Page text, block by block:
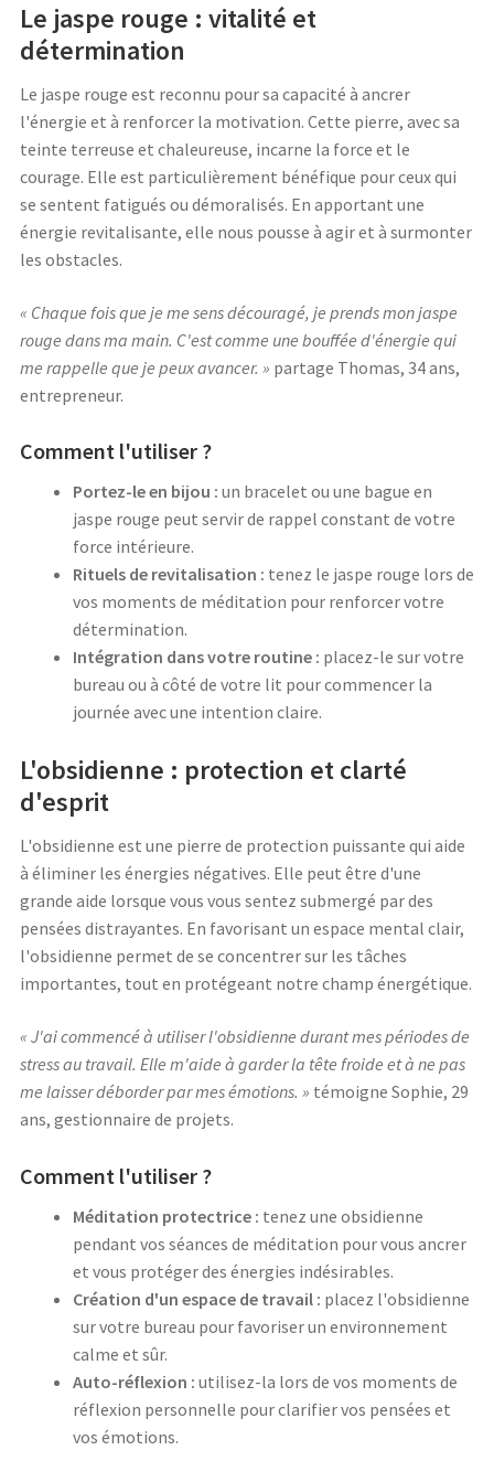
Le jaspe rouge : vitalité et
détermination
Le jaspe rouge est reconnu pour sa capacité à ancrer
l'énergie et à renforcer la motivation. Cette pierre, avec sa
teinte terreuse et chaleureuse, incarne la force et le
courage. Elle est particulièrement bénéfique pour ceux qui
se sentent fatigués ou démoralisés. En apportant une
énergie revitalisante, elle nous pousse à agir et à surmonter
les obstacles.
« Chaque fois que je me sens découragé, je prends mon jaspe
rouge dans ma main. C'est comme une bouffée d'énergie qui
me rappelle que je peux avancer. » partage Thomas, 34 ans,
entrepreneur.
Comment l'utiliser ?
Portez-le en bijou : un bracelet ou une bague en
jaspe rouge peut servir de rappel constant de votre
force intérieure.
Rituels de revitalisation : tenez le jaspe rouge lors de
vos moments de méditation pour renforcer votre
détermination.
Intégration dans votre routine : placez-le sur votre
bureau ou à côté de votre lit pour commencer la
journée avec une intention claire.
L'obsidienne : protection et clarté
d'esprit
L'obsidienne est une pierre de protection puissante qui aide
à éliminer les énergies négatives. Elle peut être d'une
grande aide lorsque vous vous sentez submergé par des
pensées distrayantes. En favorisant un espace mental clair,
l'obsidienne permet de se concentrer sur les tâches
importantes, tout en protégeant notre champ énergétique.
« J'ai commencé à utiliser l'obsidienne durant mes périodes de
stress au travail. Elle m'aide à garder la tête froide et à ne pas
me laisser déborder par mes émotions. » témoigne Sophie, 29
ans, gestionnaire de projets.
Comment l'utiliser ?
Méditation protectrice : tenez une obsidienne
pendant vos séances de méditation pour vous ancrer
et vous protéger des énergies indésirables.
Création d'un espace de travail : placez l'obsidienne
sur votre bureau pour favoriser un environnement
calme et sûr.
Auto-réflexion : utilisez-la lors de vos moments de
réflexion personnelle pour clarifier vos pensées et
vos émotions.